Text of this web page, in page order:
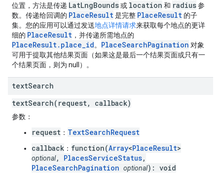
位置，方法是传递 LatLngBounds或 location 和 radius参
数。传递给回调的 PlaceResult是完整 PlaceResult 的子
集。您的应用可以通过发送地点详情请求来获取每个地点的更详
细的 PlaceResult ，并传递所需地点的
PlaceResult.place_id。 PlaceSearchPagination 对象
可用于提取其他结果页面（如果这是最后一个结果页面或只有一
个结果页面，则为 null）。
textSearch
textSearch(request, callback)
参数 ：
request ： TextSearchRequest
callback ： function(Array<PlaceResult>
optional, PlacesServiceStatus,
PlaceSearchPagination optional): void